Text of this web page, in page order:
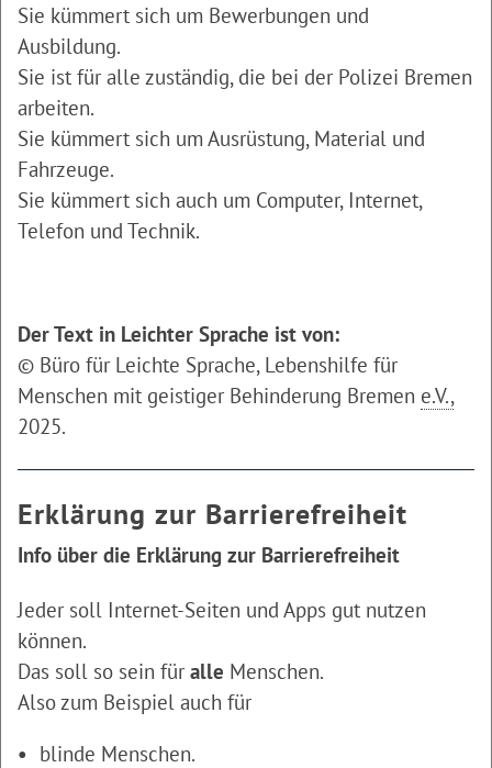
Sie kümmert sich um Bewerbungen und
Ausbildung.
Sie ist für alle zuständig, die bei der Polizei Bremen
arbeiten.
Sie kümmert sich um Ausrüstung, Material und
Fahrzeuge.
Sie kümmert sich auch um Computer, Internet,
Telefon und Technik.
Der Text in Leichter Sprache ist von:
© Büro für Leichte Sprache, Lebenshilfe für
Menschen mit geistiger Behinderung Bremen e.V.,
2025.
Erklärung zur Barrierefreiheit
Info über die Erklärung zur Barrierefreiheit
Jeder soll Internet-Seiten und Apps gut nutzen
können.
Das soll so sein für alle Menschen.
Also zum Beispiel auch für
blinde Menschen.